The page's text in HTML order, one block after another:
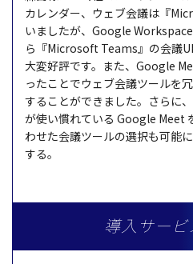
カレンダー、 ウェブ会議は『
いましたが、Google
ら『Microsoft Teams』の会議
大変好評です。また、Google
ったことでウェブ会議ツールを
することができました。さらに、
が使い慣れている Google Meet
わせた会議ツールの選択も可能
する。
導入サー